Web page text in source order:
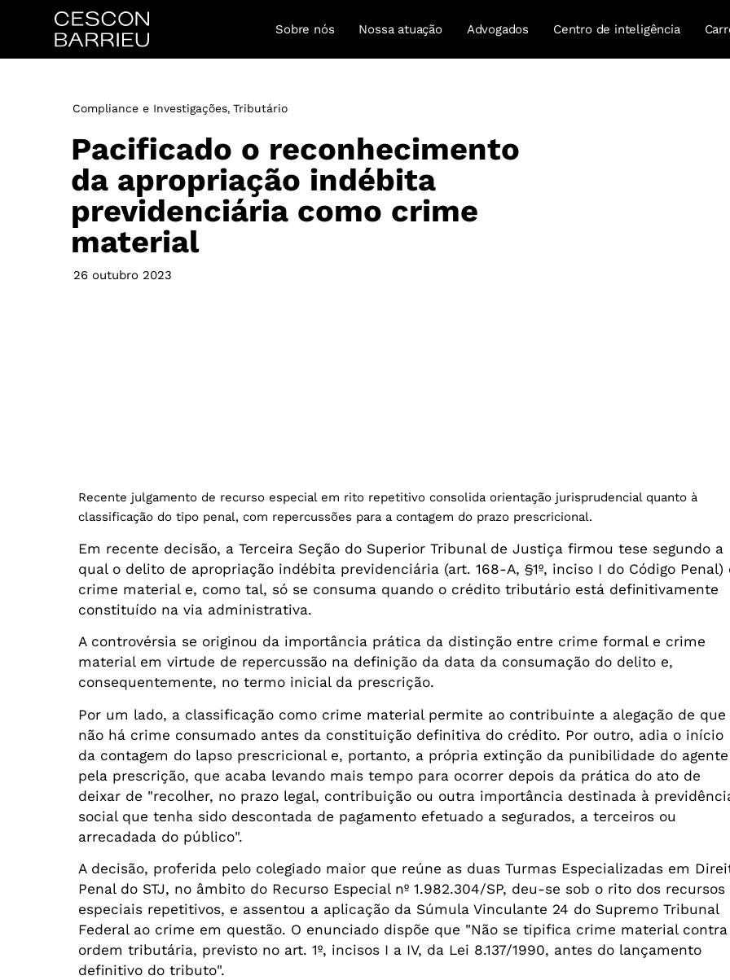
Sobre nós Nossa atuação Advogados Centro de inteligência
Compliance e Investigações,Tributário
Pacificado o reconhecimento
da apropriação indébita
previdenciária como crime
material
26 outubro 2023
Recente julgamento de recurso especial em rito repetitivo consolida orientação jurisprudencial quanto à
classificação do tipo penal, com repercussões para a contagem do prazo prescricional.
​Em recente decisão, a Terceira Seção do Superior Tribunal de Justiça firmou tese segundo a
qual o delito de apropriação indébita previdenciária (art. 168-A, §1º, inciso I do Código Penal)
crime material e, como tal, só se consuma quando o crédito tributário está definitivamente
constituído na via administrativa.
A controvérsia se originou da importância prática da distinção entre crime formal e crime
material em virtude de repercussão na definição da data da consumação do delito e,
consequentemente, no termo inicial da prescrição.
Por um lado, a classificação como crime material permite ao contribuinte a alegação de que
não há crime consumado antes da constituição definitiva do crédito. Por outro, adia o início
da contagem do lapso prescricional e, portanto, a própria extinção da punibilidade do agente
pela prescrição, que acaba levando mais tempo para ocorrer depois da prática do ato de
deixar de "recolher, no prazo legal, contribuição ou outra importância destinada à
social que tenha sido descontada de pagamento efetuado a segurados, a terceiros ou
arrecadada do público".
A decisão, proferida pelo colegiado maior que reúne as duas Turmas Especializadas em
Penal do STJ, no âmbito do Recurso Especial nº 1.982.304/SP, deu-se sob o rito dos recursos
especiais repetitivos, e assentou a aplicação da Súmula Vinculante 24 do Supremo Tribunal
Federal ao crime em questão. O enunciado dispõe que "Não se tipifica crime material
ordem tributária, previsto no art. 1º, incisos I a IV, da Lei 8.137/1990, antes do lançamento
definitivo do tributo".